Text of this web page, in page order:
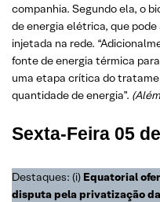
companhia. Segundo ela, o
de energia elétrica, que
injetada na rede.
fonte de energia térmica
uma etapa crítica do
quantidade de energia”.
Sexta-Feira 05
Destaques: (i) Equatorial
disputa pela privatização